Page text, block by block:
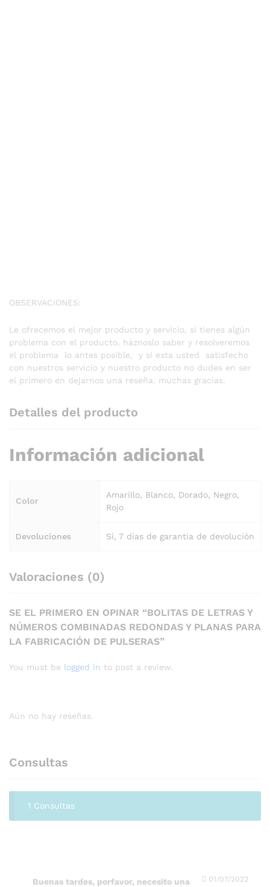
OBSERVACIONES:
Le ofrecemos el mejor producto y servicio, si tienes algún
problema con el producto, háznoslo saber y resolveremos
el problema lo antes posible, y si esta usted satisfecho
con nuestros servicio y nuestro producto no dudes en ser
el primero en dejarnos una reseña. muchas gracias.
Detalles del producto
Información adicional
Color
Amarillo, Blanco, Dorado, Negro,
Rojo
Devoluciones Sí, 7 días de garantía de devolución
Valoraciones (0)
SE EL PRIMERO EN OPINAR “BOLITAS DE LETRAS Y
NÚMEROS COMBINADAS REDONDAS Y PLANAS PARA
LA FABRICACIÓN DE PULSERAS”
You must be logged in to post a review.
Aún no hay reseñas.
Consultas
1 Consultas
01/07/2022
Buenas tardes, porfavor, necesito una